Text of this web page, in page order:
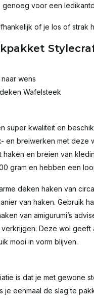
voor een
of je los of strak
wens
Wafelsteek
super kwaliteit en
en breiwerken met deze
en breien van
gram en hebben een
deken haken van
van haken. Gebruik
van amigurumi’s
Deze wol geeft
mooi in vorm blijven.
is dat je met gewone
je eenmaal de slag te